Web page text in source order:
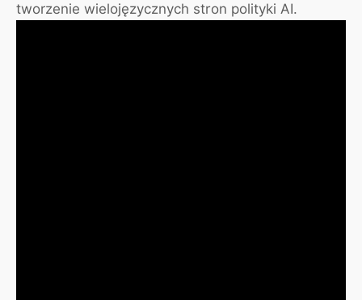
tworzenie wielojęzycznych stron polityki AI.